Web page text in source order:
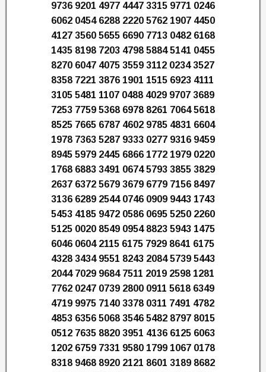
9736 9201 4977 4447 3315 9771 0246
6062 0454 6288 2220 5762 1907 4450
4127 3560 5655 6690 7713 0482 6168
1435 8198 7203 4798 5884 5141 0455
8270 6047 4075 3559 3112 0234 3527
8358 7221 3876 1901 1515 6923 4111
3105 5481 1107 0488 4029 9707 3689
7253 7759 5368 6978 8261 7064 5618
8525 7665 6787 4602 9785 4831 6604
1978 7363 5287 9333 0277 9316 9459
8945 5979 2445 6866 1772 1979 0220
1768 6883 3491 0674 5793 3855 3829
2637 6372 5679 3679 6779 7156 8497
3136 6289 2544 0746 0909 9443 1743
5453 4185 9472 0586 0695 5250 2260
5125 0020 8549 0954 8823 5943 1475
6046 0604 2115 6175 7929 8641 6175
4328 3434 9551 8243 2084 5739 5443
2044 7029 9684 7511 2019 2598 1281
7762 0247 0739 2800 0911 5618 6349
4719 9975 7140 3378 0311 7491 4782
4853 6356 5068 3546 5482 8797 8015
0512 7635 8820 3951 4136 6125 6063
1202 6759 7331 9580 1799 1067 0178
8318 9468 8920 2121 8601 3189 8682